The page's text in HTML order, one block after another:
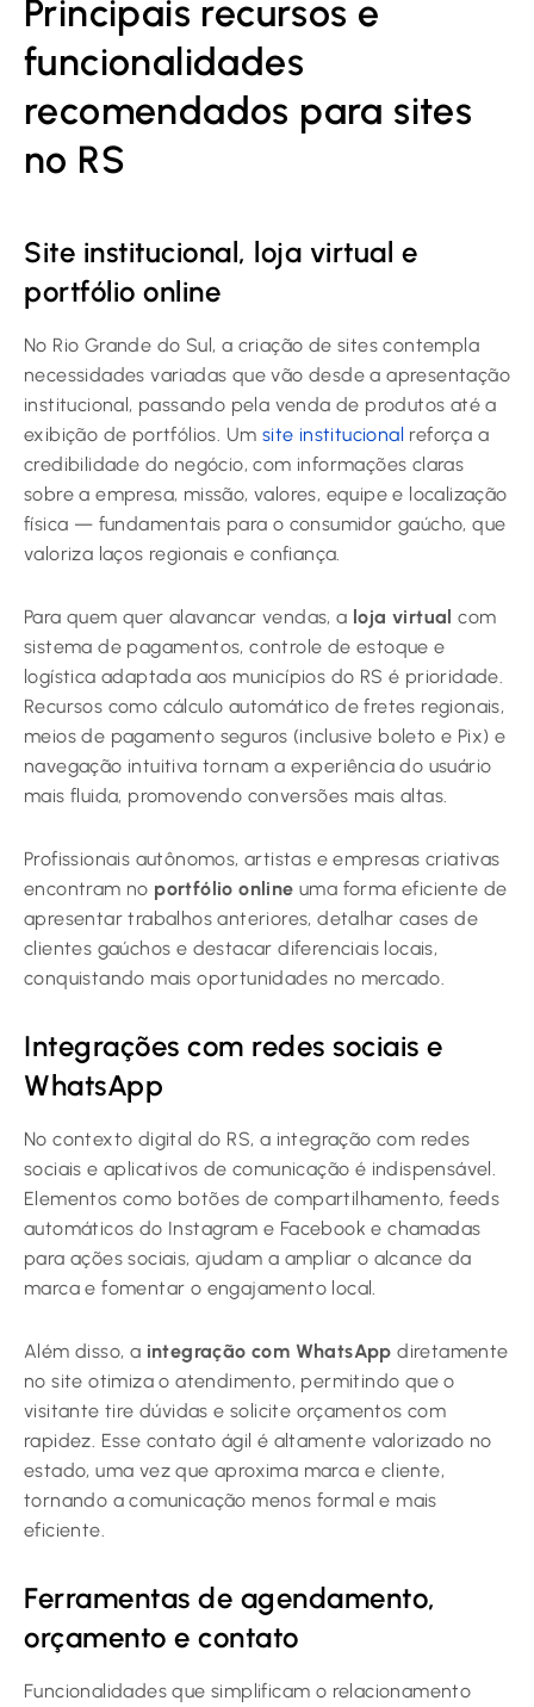
Principais recursos e
funcionalidades
recomendados para sites
no RS
Site institucional, loja virtual e
portfólio online
No Rio Grande do Sul, a criação de sites contempla
necessidades variadas que vão desde a apresentação
institucional, passando pela venda de produtos até a
exibição de portfólios. Um site institucional reforça a
credibilidade do negócio, com informações claras
sobre a empresa, missão, valores, equipe e localização
física — fundamentais para o consumidor gaúcho, que
valoriza laços regionais e confiança.
Para quem quer alavancar vendas, a loja virtual com
sistema de pagamentos, controle de estoque e
logística adaptada aos municípios do RS é prioridade.
Recursos como cálculo automático de fretes regionais,
meios de pagamento seguros (inclusive boleto e Pix) e
navegação intuitiva tornam a experiência do usuário
mais fluida, promovendo conversões mais altas.
Profissionais autônomos, artistas e empresas criativas
encontram no portfólio online uma forma eficiente de
apresentar trabalhos anteriores, detalhar cases de
clientes gaúchos e destacar diferenciais locais,
conquistando mais oportunidades no mercado.
Integrações com redes sociais e
WhatsApp
No contexto digital do RS, a integração com redes
sociais e aplicativos de comunicação é indispensável.
Elementos como botões de compartilhamento, feeds
automáticos do Instagram e Facebook e chamadas
para ações sociais, ajudam a ampliar o alcance da
marca e fomentar o engajamento local.
Além disso, a integração com WhatsApp diretamente
no site otimiza o atendimento, permitindo que o
visitante tire dúvidas e solicite orçamentos com
rapidez. Esse contato ágil é altamente valorizado no
estado, uma vez que aproxima marca e cliente,
tornando a comunicação menos formal e mais
eficiente.
Ferramentas de agendamento,
orçamento e contato
Funcionalidades que simplificam o relacionamento